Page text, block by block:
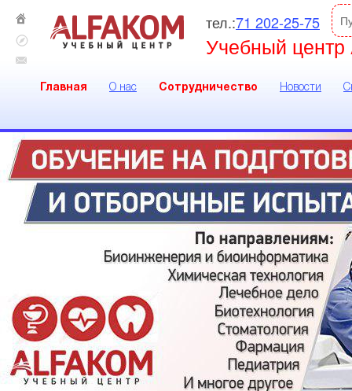
тел.:71 202-25-75
Учебный центр
Главная О нас Сотрудничество Новости